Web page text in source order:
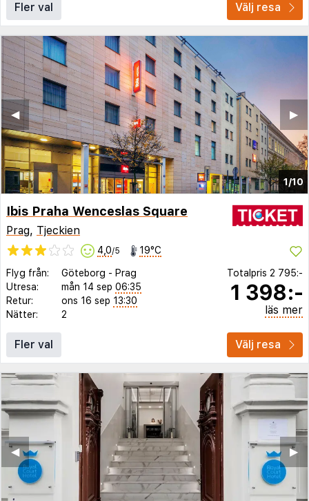
Fler val Välj resa
1/10
▶︎
◀︎
Ibis Praha Wenceslas Square
Prag, Tjeckien
4,0/5 19°C
Flyg från: Göteborg - Prag
Utresa:
mån 14 sep 06:35
Retur:
ons 16 sep 13:30
Nätter:
2
Totalpris 2 795:-
1 398:-
läs mer
Fler val Välj resa
▶︎
◀︎